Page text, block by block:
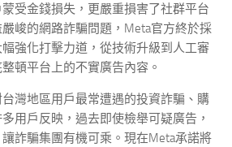
受金錢損失，更嚴重損害了社群平台
峻的網路詐騙問題，Meta官方終於採
強化打擊力道，從技術升級到人工審
頓平台上的不實廣告內容。
灣地區用戶最常遭遇的投資詐騙、購
用戶反映，過去即使檢舉可疑廣告，
詐騙集團有機可乘。現在Meta承諾將